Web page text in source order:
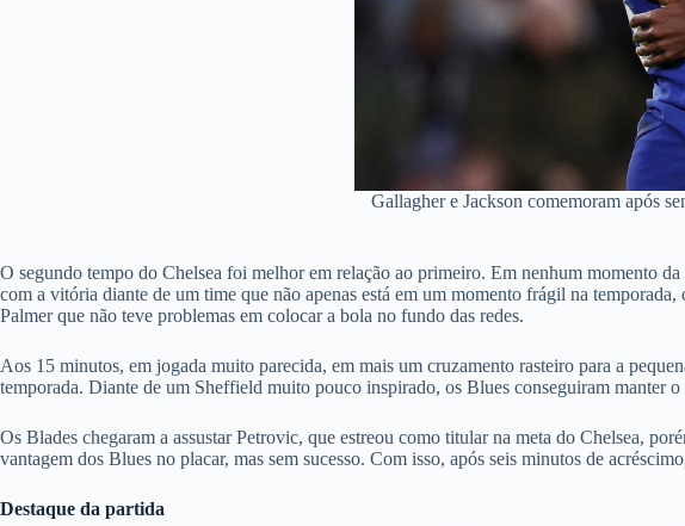
Gallagher e Jackson comemoram após
O segundo tempo do Chelsea foi melhor em relação ao primeiro. Em nenhum momento
com a vitória diante de um time que não apenas está em um momento frágil na
Palmer que não teve problemas em colocar a bola no fundo das redes.
Aos 15 minutos, em jogada muito parecida, em mais um cruzamento rasteiro para a
temporada. Diante de um Sheffield muito pouco inspirado, os Blues conseguiram manter
Os Blades chegaram a assustar Petrovic, que estreou como titular na meta do Chelsea,
vantagem dos Blues no placar, mas sem sucesso. Com isso, após seis minutos de
Destaque da partida